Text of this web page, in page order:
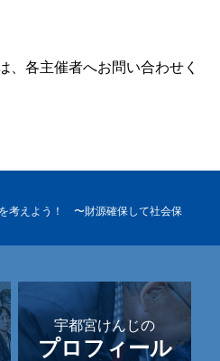
、各主催者へお問い合わせく
考えよう！ 〜財源確保して社会保
宇都宮けんじの
プロフィール